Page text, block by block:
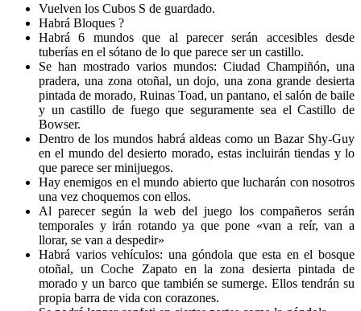
Vuelven los Cubos S de guardado.
Habrá Bloques ?
Habrá 6 mundos que al parecer serán accesibles desde
tuberías en el sótano de lo que parece ser un castillo.
Se han mostrado varios mundos: Ciudad Champiñón, una
pradera, una zona otoñal, un dojo, una zona grande desierta
pintada de morado, Ruinas Toad, un pantano, el salón de baile
y un castillo de fuego que seguramente sea el Castillo de
Bowser.
Dentro de los mundos habrá aldeas como un Bazar Shy-Guy
en el mundo del desierto morado, estas incluirán tiendas y lo
que parece ser minijuegos.
Hay enemigos en el mundo abierto que lucharán con nosotros
una vez choquemos con ellos.
Al parecer según la web del juego los compañeros serán
temporales y irán rotando ya que pone «van a reír, van a
llorar, se van a despedir»
Habrá varios vehículos: una góndola que esta en el bosque
otoñal, un Coche Zapato en la zona desierta pintada de
morado y un barco que también se sumerge. Ellos tendrán su
propia barra de vida con corazones.